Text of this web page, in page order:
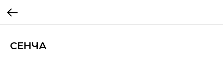
СЕНЧА